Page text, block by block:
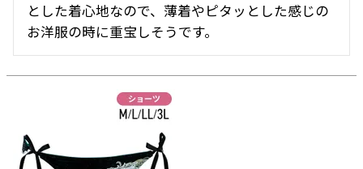
とした着心地なので、薄着やピタッとした感じの
お洋服の時に重宝しそうです。